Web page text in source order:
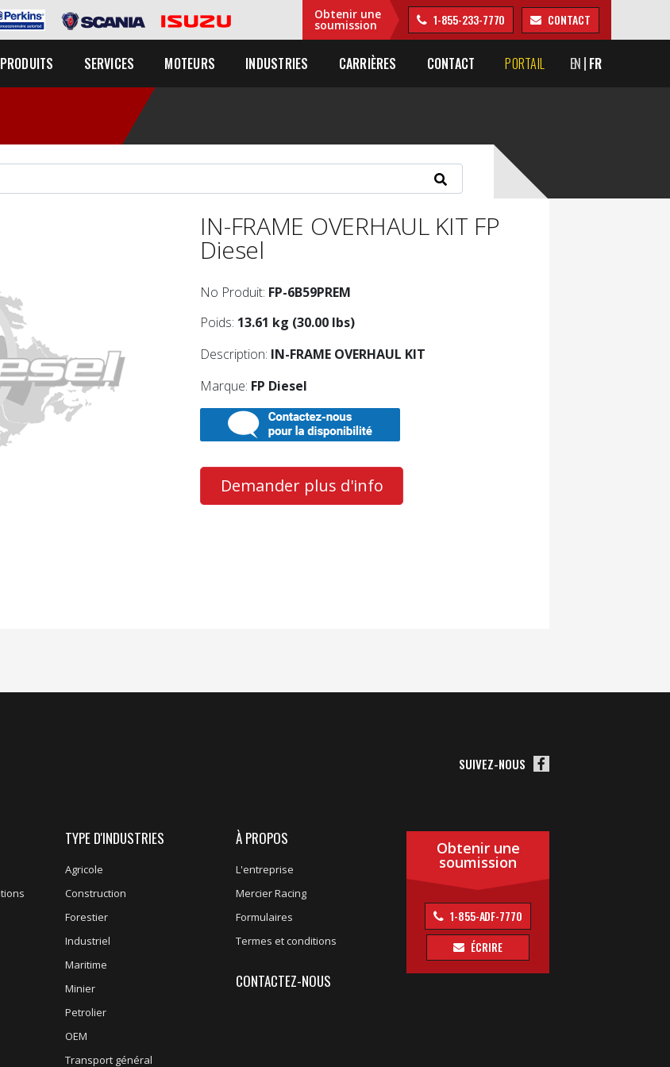
Obtenir une
soumission 1-855-233-7770 CONTACT
PRODUITS SERVICES MOTEURS INDUSTRIES CARRIÈRES CONTACT PORTAIL EN FR
IN-FRAME OVERHAUL KIT FP
Diesel
No Produit: FP-6B59PREM
Poids: 13.61 kg (30.00 lbs)
Description: IN-FRAME OVERHAUL KIT
Marque: FP Diesel
Demander plus d'info
SUIVEZ-NOUS
TYPE D'INDUSTRIES
Agricole
Construction
Forestier
Industriel
Maritime
Minier
Petrolier
OEM
Transport général
À PROPOS
L'entreprise
Mercier Racing
Formulaires
Termes et conditions
CONTACTEZ-NOUS
Obtenir une
soumission
1-855-ADF-7770
ÉCRIRE